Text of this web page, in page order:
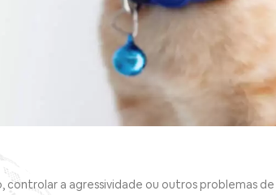
controlar a agressividade ou outros problemas